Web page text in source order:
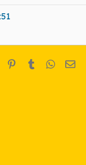
a
Pinterest
Tumblr